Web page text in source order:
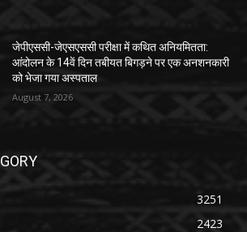
जेपीएससी-जेएसएससी परीक्षा में कथित अनियमितता:
आंदोलन के 14वें दिन तबीयत बिगड़ने पर एक अनशनकारी
को भेजा गया अस्पताल
August 7, 2026
3251
2423